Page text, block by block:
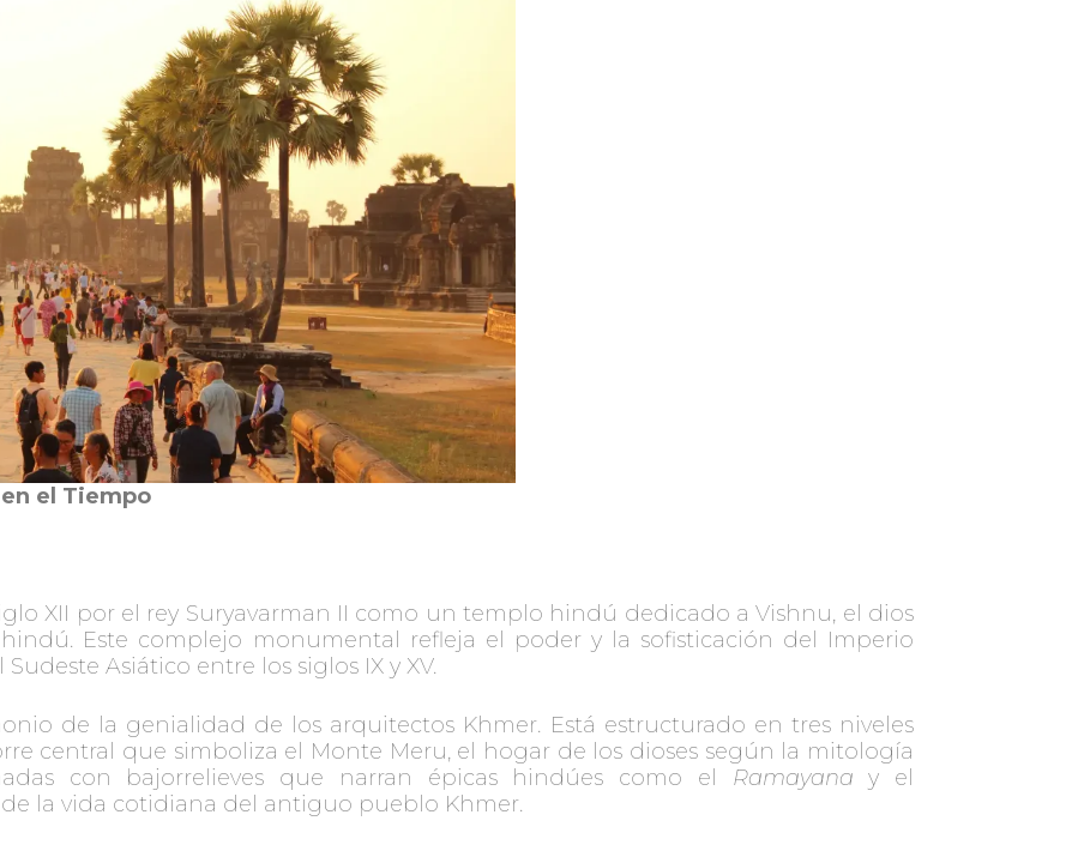
el Tiempo
XII por el rey Suryavarman II como un templo hindú dedicado a Vishnu, el dios
Este complejo monumental refleja el poder y la sofisticación del Imperio
Asiático entre los siglos IX y XV.
de la genialidad de los arquitectos Khmer. Está estructurado en tres niveles
central que simboliza el Monte Meru, el hogar de los dioses según la mitología
con bajorrelieves que narran épicas hindúes como el Ramayana y el
de la vida cotidiana del antiguo pueblo Khmer.